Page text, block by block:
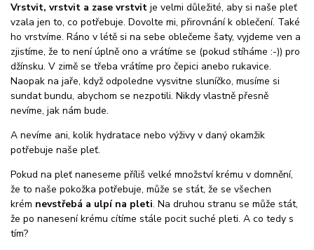
Vrstvit, vrstvit a zase vrstvit je velmi důležité, aby si naše pleť
vzala jen to, co potřebuje. Dovolte mi, přirovnání k oblečení. Také
ho vrstvíme. Ráno v létě si na sebe oblečeme šaty, vyjdeme ven a
zjistíme, že to není úplně ono a vrátíme se (pokud stíháme :-)) pro
džínsku. V zimě se třeba vrátíme pro čepici anebo rukavice.
Naopak na jaře, když odpoledne vysvitne sluníčko, musíme si
sundat bundu, abychom se nezpotili. Nikdy vlastně přesně
nevíme, jak nám bude.
A nevíme ani, kolik hydratace nebo výživy v daný okamžik
potřebuje naše pleť.
Pokud na pleť naneseme příliš velké množství krému v domnění,
že to naše pokožka potřebuje, může se stát, že se všechen
krém nevstřebá a ulpí na pleti. Na druhou stranu se může stát,
že po nanesení krému cítíme stále pocit suché pleti. A co tedy s
tím?